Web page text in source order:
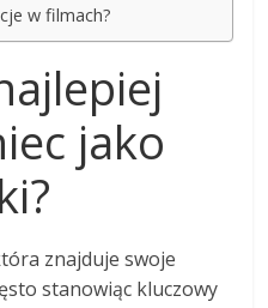
w filmach?
jako
znajduje swoje
stanowiąc kluczowy